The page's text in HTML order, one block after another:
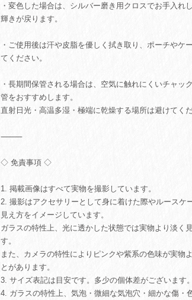
・変色した場合は、シルバー磨き用クロスでお手入れ
輝きが戻ります。
・ご使用後は汗や皮脂を優しく拭き取り、ポーチやケ
てください。
・長期間保管される場合は、空気に触れにくいチャッ
管をおすすめします。
直射日光・高温多湿・極端に乾燥する場所は避けてくだ
⸻
◇ 免責事項 ◇
1. 掲載画像はすべて実物を撮影しています。
2. 撮影はアクセサリーとして身に着けた際やルースケ
見え方をイメージしています。
ガラスの特性上、光に透かした状態では実物より淡く
す。
また、カメラの特性によりピンクや紫系の色味が実物
とがあります。
3. サイズ表記は目安です。多少の個体差がございます。
4. ガラスの特性上、気泡・微細な気泡穴・細かな傷・